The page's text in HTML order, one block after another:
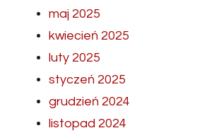
maj 2025
kwiecień 2025
luty 2025
styczeń 2025
grudzień 2024
listopad 2024